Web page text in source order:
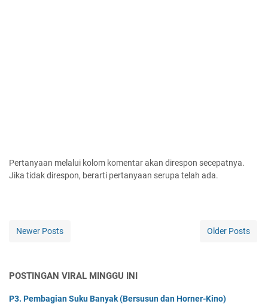
Pertanyaan melalui kolom komentar akan direspon secepatnya.
Jika tidak direspon, berarti pertanyaan serupa telah ada.
Newer Posts Older Posts
POSTINGAN VIRAL MINGGU INI
P3. Pembagian Suku Banyak (Bersusun dan Horner-Kino)